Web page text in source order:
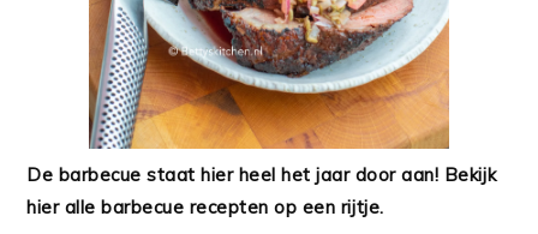
De barbecue staat hier heel het jaar door aan! Bekijk
hier alle barbecue recepten op een rijtje.